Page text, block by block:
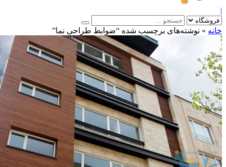
»نوشته‌های برچسب شده “ضوابط طراحی نما”